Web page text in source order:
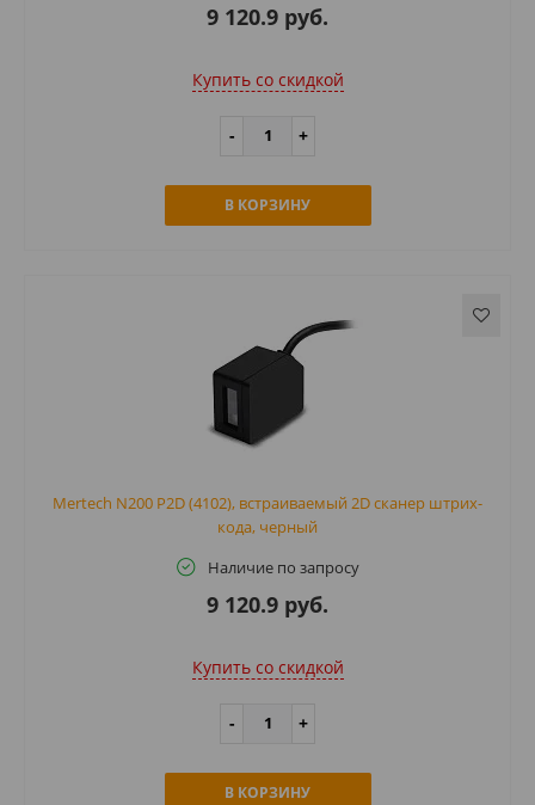
9 120.9 руб.
Купить cо скидкой
В КОРЗИНУ
Mertech N200 P2D (4102), встраиваемый 2D сканер штрих-
кода, черный
Наличие по запросу
9 120.9 руб.
Купить cо скидкой
В КОРЗИНУ